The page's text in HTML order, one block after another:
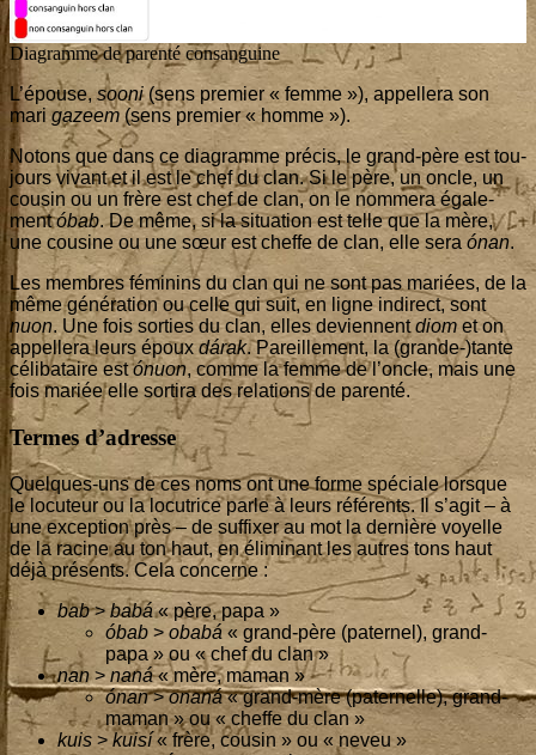
Dia­gramme de paren­té consanguine
L’é­pouse,soo­ni(sens pre­mier « femme »), appel­le­ra son
marigazeem (sens pre­mier « homme »).
Notons que dans ce dia­gramme pré­cis, le grand-père est tou­
jours vivant et il est le chef du clan. Si le père, un oncle, un
cou­sin ou un frère est chef de clan, on le nom­me­ra éga­le­
mentóbab. De même, si la situa­tion est telle que la mère,
une cou­sine ou une sœur est cheffe de clan, elle sera ónan.
Les membres fémi­nins du clan qui ne sont pas mariées, de la
même géné­ra­tion ou celle qui suit, en ligne indi­rect, sont
nuon. Une fois sor­ties du clan, elles deviennentdiom et on
appel­le­ra leurs épouxdárak. Pareille­ment, la (grande-)tante
céli­ba­taire estónuon, comme la femme de l’oncle, mais une
fois mariée elle sor­ti­ra des rela­tions de parenté.
Termes d’adresse
Quelques-uns de ces noms ont une forme spé­ciale lorsque
le locu­teur ou la locu­trice parle à leurs réfé­rents. Il s’a­git – à
une excep­tion près – de suf­fixer au mot la der­nière voyelle
de la racine au ton haut, en éli­mi­nant les autres tons haut
déjà pré­sents. Cela concerne :
bab> babá« père, papa »
óbab > obabá « grand-père (pater­nel), grand-
papa » ou « chef du clan »
nan> naná« mère, maman »
ónan>onaná« grand-mère (pater­nelle), grand-
maman » ou « cheffe du clan »
kuis > kuisí« frère, cou­sin » ou « neveu »